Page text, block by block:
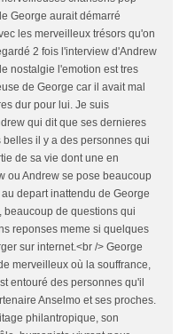
George aurait démarré
les merveilleux trésors qu'on
2 fois l'interview d'Andrew
nostalgie l'emotion est tres
de George car il avait mal
dur pour lui. Je suis
qui dit que ses dernieres
il y a des personnes qui
de sa vie dont une en
ou Andrew se pose beaucoup
depart inattendu de George
beaucoup de questions qui
reponses meme si quelques
sur internet.<br /> George
merveilleux où la souffrance,
entouré des personnes qu'il
Anselmo et ses proches.
philantropique, son